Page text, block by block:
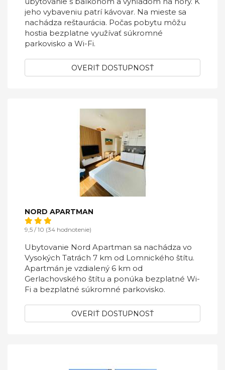
jeho vybaveniu patrí kávovar. Na mieste sa
nachádza reštaurácia. Počas pobytu môžu
hostia bezplatne využívať súkromné
parkovisko a Wi-Fi.
OVERIŤ DOSTUPNOSŤ
NORD APARTMAN
9,5 / 10 (34 hodnotenie)
Ubytovanie Nord Apartman sa nachádza vo
Vysokých Tatrách 7 km od Lomnického štítu.
Apartmán je vzdialený 6 km od
Gerlachovského štítu a ponúka bezplatné Wi-
Fi a bezplatné súkromné parkovisko.
OVERIŤ DOSTUPNOSŤ